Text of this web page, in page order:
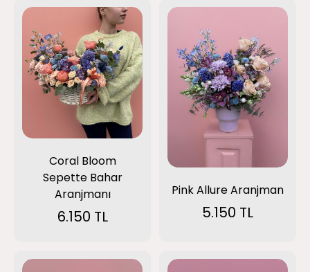
Coral Bloom
Sepette Bahar
Aranjmanı
6.150 TL
Pink Allure Aranjman
5.150 TL